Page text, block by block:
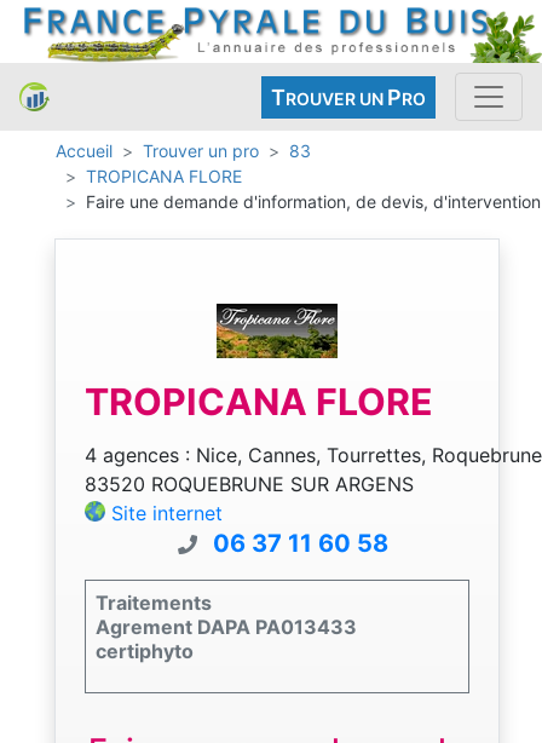
TROUVER UN PRO
Accueil Trouver un pro
83
TROPICANA FLORE
Faire une demande d'information, de devis, d'intervention
TROPICANA FLORE
4 agences : Nice, Cannes, Tourrettes,
83520 ROQUEBRUNE SUR ARGENS
Site internet
06 37 11 60 58
Traitements
Agrement DAPA PA013433
certiphyto